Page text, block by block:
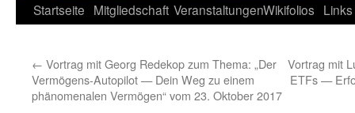
Startseite Mitgliedschaft VeranstaltungenWikifolios Links
← Vortrag mit Georg Redekop zum Thema: „Der
Vermögens-Autopilot — Dein Weg zu einem
phänomenalen Vermögen“ vom 23. Oktober 2017
Vortrag mit
ETFs —